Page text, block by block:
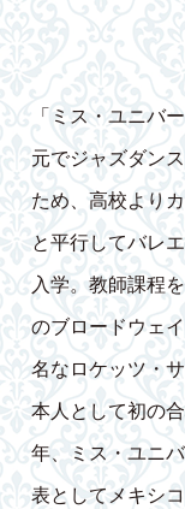
「ミス・ユニバ
元でジャズダン
ため、高校より
と平行してバレ
入学。教師課程
のブロードウェ
名なロケッツ・
本人として初の
年、ミス・ユニ
表としてメキシ